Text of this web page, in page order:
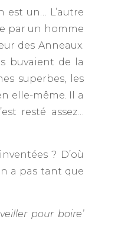
est un… L’autre
par un homme
des Anneaux.
buvaient de la
superbes, les
elle-même. Il a
resté assez…
? D’où
a pas tant que
pour boire’